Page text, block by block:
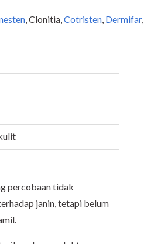
, Clonitia,Cotristen, Dermifar,
percobaan tidak
janin, tetapi belum